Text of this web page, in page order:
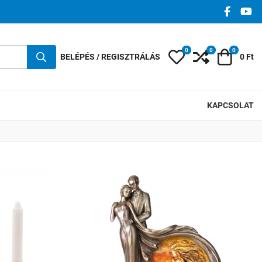
BELÉPÉS / REGISZTRÁLÁS Kedvencek
0 0 Kosár
0
0 Ft
KAPCSOLAT